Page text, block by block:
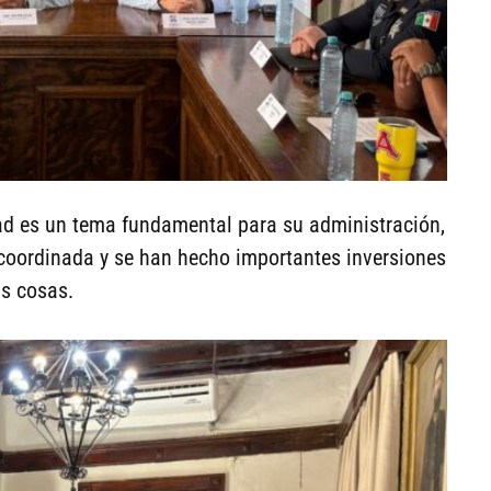
es un tema fundamental para su administración,
y se han hecho importantes inversiones
cosas.